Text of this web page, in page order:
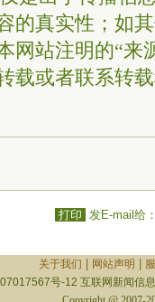
的真实性；如
网站注明的“来
载或者联系转
打印 发E-mail给
关于我们 网站声明
号-12 互联网新闻信